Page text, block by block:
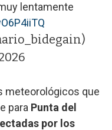
lentamente
meteorológicos que
para Punta del
por los